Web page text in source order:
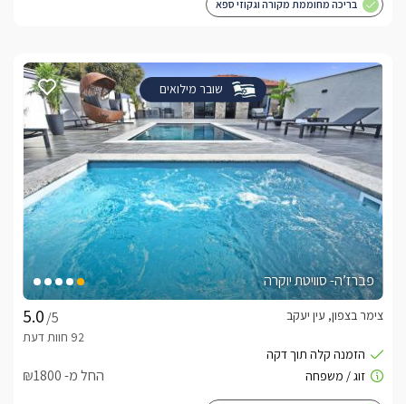
בריכה מחוממת מקורה וגקוזי ספא
שובר מילואים
פברז’ה- סוויטת יוקרה
/5
צימר בצפון, עין יעקב
החל מ- ₪1800